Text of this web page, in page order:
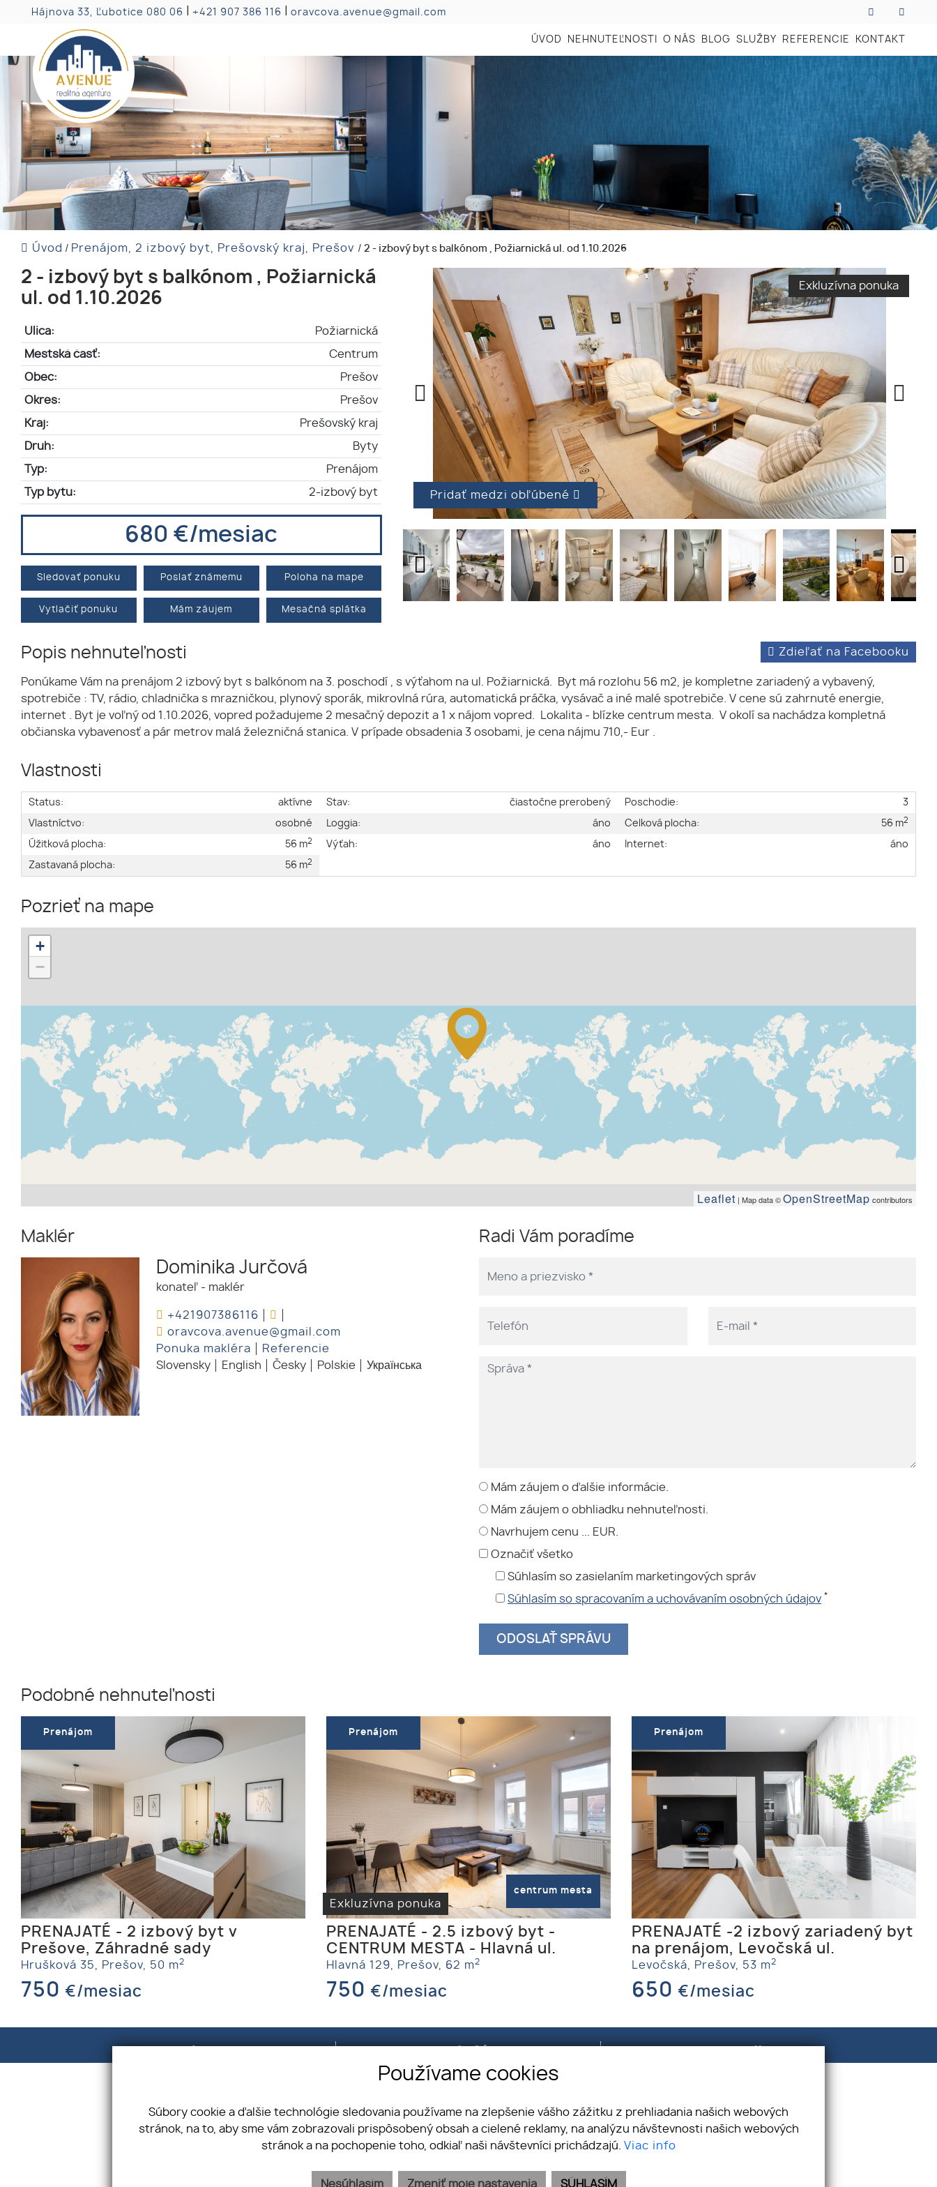
Hájnova 33, Ľubotice 080 06 +421 907 386 116 oravcova.avenue@gmail.com
ÚVOD NEHNUTEĽNOSTI O NÁS BLOG SLUŽBY REFERENCIE KONTAKT
Úvod / Prenájom, 2 izbový byt, Prešovský kraj, Prešov / 2 - izbový byt s balkónom , Požiarnická ul. od 1.10.2026
2 - izbový byt s balkónom , Požiarnická
ul. od 1.10.2026
Ulica: Požiarnická
Mestská časť: Centrum
Obec: Prešov
Okres: Prešov
Kraj: Prešovský kraj
Druh: Byty
Typ: Prenájom
Typ bytu: 2-izbový byt
680 €/mesiac
Sledovať ponuku Poslať známemu Poloha na mape
Vytlačiť ponuku Mám záujem Mesačná splátka
Exkluzívna ponuka
Pridať medzi obľúbené
Popis nehnuteľnosti Zdieľať na Facebooku
Ponúkame Vám na prenájom 2 izbový byt s balkónom na 3. poschodí , s výťahom na ul. Požiarnická. Byt má rozlohu 56 m2, je kompletne zariadený a vybavený,
spotrebiče : TV, rádio, chladnička s mrazničkou, plynový sporák, mikrovlná rúra, automatická práčka, vysávač a iné malé spotrebiče. V cene sú zahrnuté energie,
internet . Byt je voľný od 1.10.2026, vopred požadujeme 2 mesačný depozit a 1 x nájom vopred. Lokalita - blízke centrum mesta. V okolí sa nachádza kompletná
občianska vybavenosť a pár metrov malá železničná stanica. V prípade obsadenia 3 osobami, je cena nájmu 710,- Eur .
Vlastnosti
Status:
aktívne
Vlastníctvo:
osobné
Úžitková plocha:
56 m2
Zastavaná plocha: 56 m2
Stav:
čiastočne prerobený
Loggia:
áno
Výťah:
áno
Poschodie:
3
Celková plocha:
56 m2
Internet: áno
Pozrieť na mape
+
−
Leaflet | Map data ©OpenStreetMap contributors
Maklér
Dominika Jurčová
konateľ - maklér
+421907386116
oravcova.avenue@gmail.com
Ponuka makléra
Referencie
Slovensky
English Česky Polskie Українська
Radi Vám poradíme
Mám záujem o ďalšie informácie.
Mám záujem o obhliadku nehnuteľnosti.
Navrhujem cenu ... EUR.
Označiť všetko
Súhlasím so zasielaním marketingových správ
Súhlasím so spracovaním a uchovávaním osobných údajov *
Podobné nehnuteľnosti
Prenájom
PRENAJATÉ - 2 izbový byt v
Prešove, Záhradné sady
Hrušková 35, Prešov, 50 m2
750 €/mesiac
Exkluzívna ponuka
Prenájom
centrum mesta
PRENAJATÉ - 2.5 izbový byt -
CENTRUM MESTA - Hlavná ul.
Hlavná 129, Prešov, 62 m2
750 €/mesiac
Prenájom
PRENAJATÉ -2 izbový zariadený byt
na prenájom, Levočská ul.
Levočská, Prešov, 53 m2
650 €/mesiac
Adresa Telefón
+421 907 386 116
E-mail
Používame cookies
Súbory cookie a ďalšie technológie sledovania používame na zlepšenie vášho zážitku z prehliadania našich webových
stránok, na to, aby sme vám zobrazovali prispôsobený obsah a cielené reklamy, na analýzu návštevnosti našich webových
stránok a na pochopenie toho, odkiaľ naši návštevníci prichádzajú. Viac info
SÚHLASÍM
Nesúhlasím Zmeniť moje nastavenia